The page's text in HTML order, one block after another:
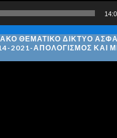
ΘΕΜΑΤΙΚΌ ΔΊΚΤΥΟ
2021-ΑΠΟΛΟΓΙΣΜΌΣ ΚΑΙ